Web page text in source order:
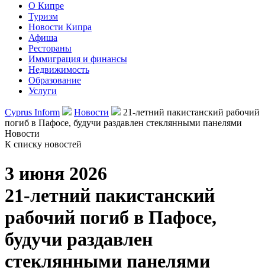
О Кипре
Туризм
Новости Кипра
Афиша
Рестораны
Иммиграция и финансы
Недвижимость
Образование
Услуги
Cyprus Inform Новости
21-летний пакистанский рабочий
погиб в Пафосе, будучи раздавлен стеклянными панелями
Новости
К списку новостей
3 июня 2026
21-летний пакистанский
рабочий погиб в Пафосе,
будучи раздавлен
стеклянными панелями